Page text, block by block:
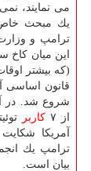
می نمایند،
یك مبحث خاص
ترامپ و
این میان كاخ
(كه بیشتر
از ۷
كاربر
آمریكا شكایت
ترامپ یك
بیان است.